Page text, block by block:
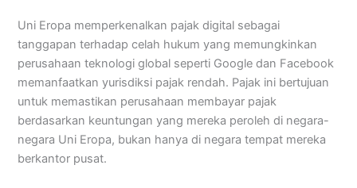
Uni Eropa memperkenalkan pajak digital sebagai
tanggapan terhadap celah hukum yang memungkinkan
perusahaan teknologi global seperti Google dan Facebook
memanfaatkan yurisdiksi pajak rendah. Pajak ini bertujuan
untuk memastikan perusahaan membayar pajak
berdasarkan keuntungan yang mereka peroleh di negara-
negara Uni Eropa, bukan hanya di negara tempat mereka
berkantor pusat.